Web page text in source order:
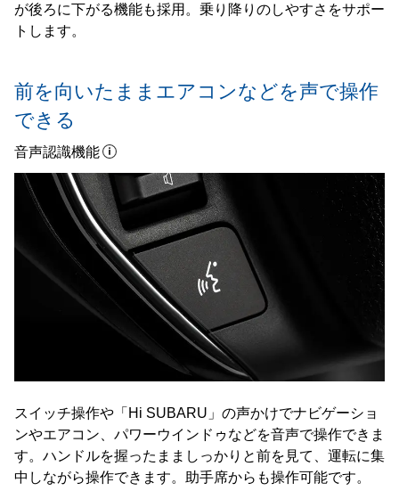
が後ろに下がる機能も採用。乗り降りのしやすさをサポー
トします。
前を向いたままエアコンなどを声で操作
できる
音声認識機能
スイッチ操作や「Hi SUBARU」の声かけでナビゲーショ
ンやエアコン、パワーウインドゥなどを音声で操作できま
す。ハンドルを握ったまましっかりと前を見て、運転に集
中しながら操作できます。助手席からも操作可能です。